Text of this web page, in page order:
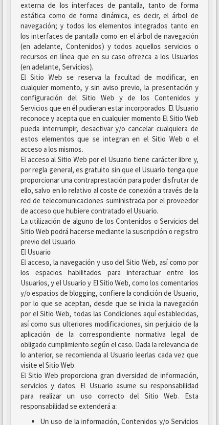
externa de los interfaces de pantalla, tanto de forma
estática como de forma dinámica, es decir, el árbol de
navegación; y todos los elementos integrados tanto en
los interfaces de pantalla como en el árbol de navegación
(en adelante, Contenidos) y todos aquellos servicios o
recursos en línea que en su caso ofrezca a los Usuarios
(en adelante, Servicios).
El Sitio Web se reserva la facultad de modificar, en
cualquier momento, y sin aviso previo, la presentación y
configuración del Sitio Web y de los Contenidos y
Servicios que en él pudieran estar incorporados. El Usuario
reconoce y acepta que en cualquier momento El Sitio Web
pueda interrumpir, desactivar y/o cancelar cualquiera de
estos elementos que se integran en el Sitio Web o el
acceso a los mismos.
El acceso al Sitio Web por el Usuario tiene carácter libre y,
por regla general, es gratuito sin que el Usuario tenga que
proporcionar una contraprestación para poder disfrutar de
ello, salvo en lo relativo al coste de conexión a través de la
red de telecomunicaciones suministrada por el proveedor
de acceso que hubiere contratado el Usuario.
La utilización de alguno de los Contenidos o Servicios del
Sitio Web podrá hacerse mediante la suscripción o registro
previo del Usuario.
El Usuario
El acceso, la navegación y uso del Sitio Web, así como por
los espacios habilitados para interactuar entre los
Usuarios, y el Usuario y El Sitio Web, como los comentarios
y/o espacios de blogging, confiere la condición de Usuario,
por lo que se aceptan, desde que se inicia la navegación
por el Sitio Web, todas las Condiciones aquí establecidas,
así como sus ulteriores modificaciones, sin perjuicio de la
aplicación de la correspondiente normativa legal de
obligado cumplimiento según el caso. Dada la relevancia de
lo anterior, se recomienda al Usuario leerlas cada vez que
visite el Sitio Web.
El Sitio Web proporciona gran diversidad de información,
servicios y datos. El Usuario asume su responsabilidad
para realizar un uso correcto del Sitio Web. Esta
responsabilidad se extenderá a:
Un uso de la información, Contenidos y/o Servicios